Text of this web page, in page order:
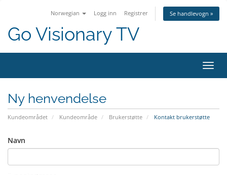
Norwegian Logg inn Registrer Se handlevogn »
Go Visionary TV
Bytt
Ny henvendelse
Kundeområdet Kundeområde Brukerstøtte Kontakt brukerstøtte
Navn